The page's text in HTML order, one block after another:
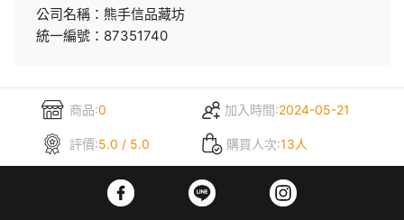
公司名稱：熊手信品藏坊
統一編號：87351740
商品:0 加入時間:2024-05-21
評價:5.0 / 5.0 購買人次:13人